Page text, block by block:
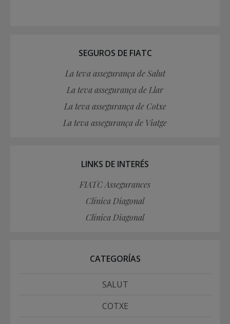
SEGUROS DE FIATC
La teva assegurança de Salut
La teva assegurança de Llar
La teva assegurança de Cotxe
La teva assegurança de Viatge
LINKS DE INTERÉS
FIATC Assegurances
Clínica Diagonal
Clínica Diagonal
CATEGORÍAS
SALUT
COTXE